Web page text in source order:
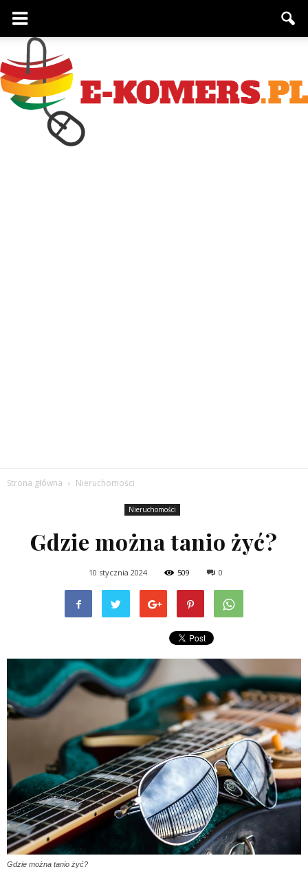
Strona główna Nieruchomości
Nieruchomości
Gdzie można tanio żyć?
10 stycznia 2024 509 0
Gdzie można tanio żyć?